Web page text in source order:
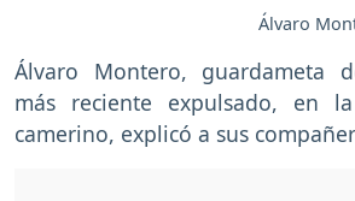
Álvaro
Álvaro Montero, guardameta
más reciente expulsado, en
camerino, explicó a sus